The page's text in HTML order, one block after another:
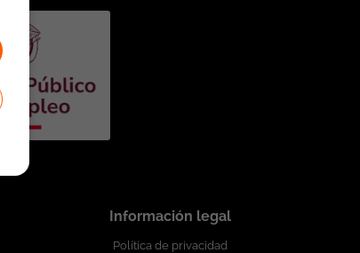
Información legal
Política de privacidad